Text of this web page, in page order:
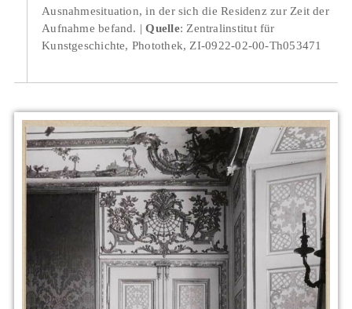
Ausnahmesituation, in der sich die Residenz zur Zeit der
Aufnahme befand.
Quelle: Zentralinstitut für
Kunstgeschichte, Photothek, ZI-0922-02-00-Th053471